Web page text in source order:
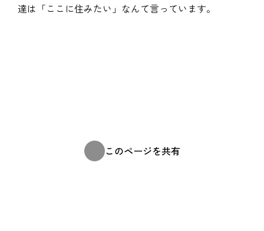
達は「ここに住みたい」なんて言っています。
このページを共有